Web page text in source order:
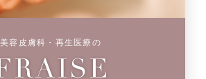
美容皮膚科・再生医療の